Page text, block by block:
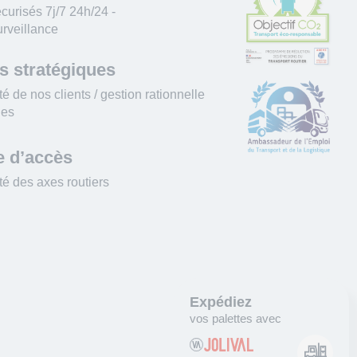
Expédiez
vos palettes avec
7j/7 24h/24 -
stratégiques
de nos clients / gestion rationnelle
d’accès
des axes routiers